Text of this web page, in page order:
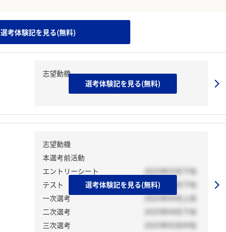
選考体験記を見る(無料)
志望動機
選考体験記を見る(無料)
志望動機
本選考前活動
エントリーシート
2025年03月下旬
テスト
2025年03月下旬
一次選考
2025年04月上旬
二次選考
2025年04月下旬
三次選考
2025年05月中旬
選考体験記を見る(無料)